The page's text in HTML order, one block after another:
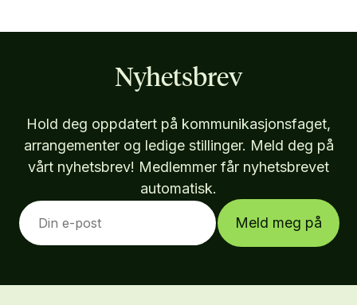
Nyhetsbrev
Hold deg oppdatert på kommunikasjonsfaget,
arrangementer og ledige stillinger. Meld deg på
vårt nyhetsbrev! Medlemmer får nyhetsbrevet
automatisk.
Meld meg på